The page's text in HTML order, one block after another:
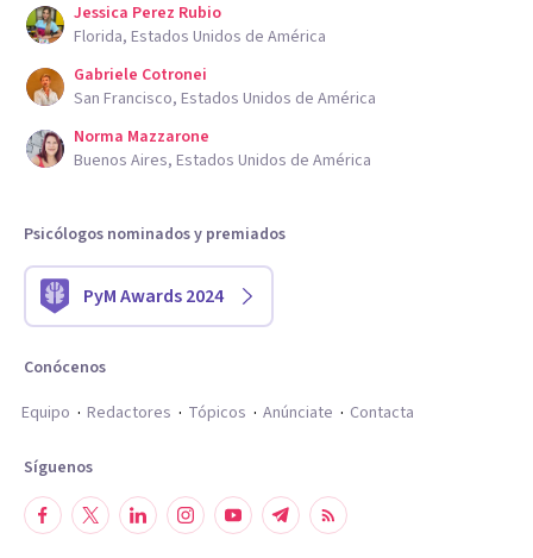
Jessica Perez Rubio
Florida, Estados Unidos de América
Gabriele Cotronei
San Francisco, Estados Unidos de América
Norma Mazzarone
Buenos Aires, Estados Unidos de América
Psicólogos nominados y premiados
PyM Awards 2024
Conócenos
Equipo
Redactores Tópicos Anúnciate Contacta
Síguenos